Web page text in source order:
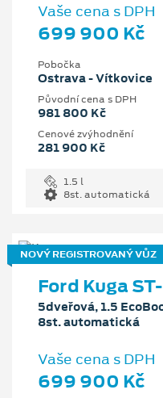
Vaše cena s DPH
699 900 Kč
Pobočka
Ostrava - Vítkovice
Původní cena s DPH
981 800 Kč
Cenové zvýhodnění
281 900 Kč
1.5 l
8st. automatická
NOVÝ REGISTROVANÝ VŮZ
Ford Kuga
5dveřová, 1.5
8st. automatická
Vaše cena s DPH
699 900 Kč